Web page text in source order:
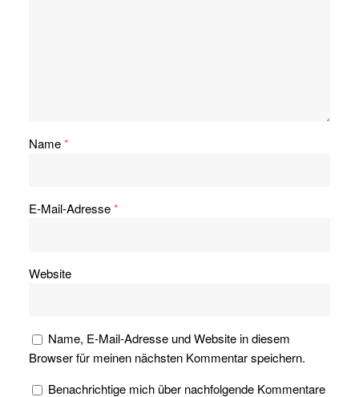
Name*
E-Mail-Adresse*
Website
Name, E-Mail-Adresse und Website in diesem
Browser für meinen nächsten Kommentar speichern.
Benachrichtige mich über nachfolgende Kommentare